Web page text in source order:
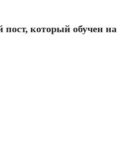
пост, который обучен на